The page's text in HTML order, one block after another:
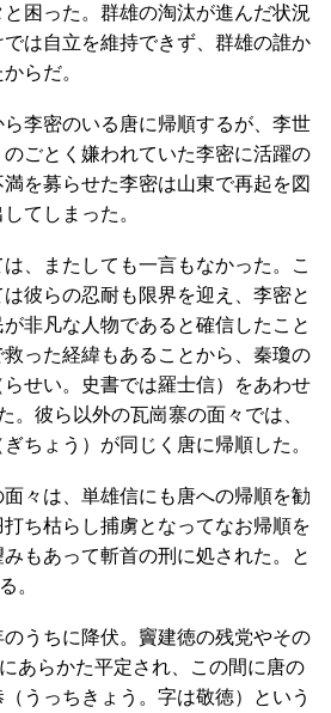
困った。群雄の淘汰が進んだ状況
は自立を維持できず、群雄の誰か
らだ。
李密のいる唐に帰順するが、李世
ごとく嫌われていた李密に活躍の
を募らせた李密は山東で再起を図
てしまった。
、またしても一言もなかった。こ
彼らの忍耐も限界を迎え、李密と
非凡な人物であると確信したこと
った経緯もあることから、秦瓊の
せい。史書では羅士信）をあわせ
。彼ら以外の瓦崗寨の面々では、
ちょう）が同じく唐に帰順した。
々は、単雄信にも唐への帰順を勧
ち枯らし捕虜となってなお帰順を
もあって斬首の刑に処された。と
。
うちに降伏。竇建徳の残党やその
あらかた平定され、この間に唐の
うっちきょう。字は敬徳）という